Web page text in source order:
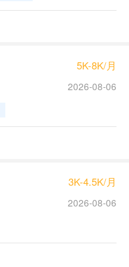
5K-8K/月
2026-08-06
3K-4.5K/月
2026-08-06